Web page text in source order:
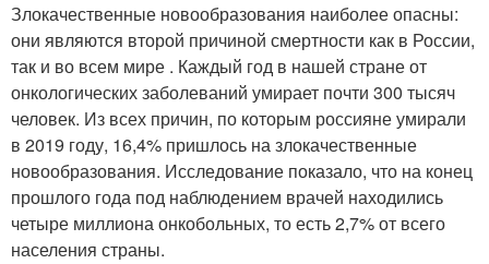
Злокачественные новообразования наиболее опасны:
они являются второй причиной смертности как в России,
так и во всем мире . Каждый год в нашей стране от
онкологических заболеваний умирает почти 300 тысяч
человек. Из всех причин, по которым россияне умирали
в 2019 году, 16,4% пришлось на злокачественные
новообразования. Исследование показало, что на конец
прошлого года под наблюдением врачей находились
четыре миллиона онкобольных, то есть 2,7% от всего
населения страны.